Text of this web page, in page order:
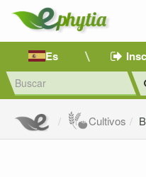
Es
Cultivos